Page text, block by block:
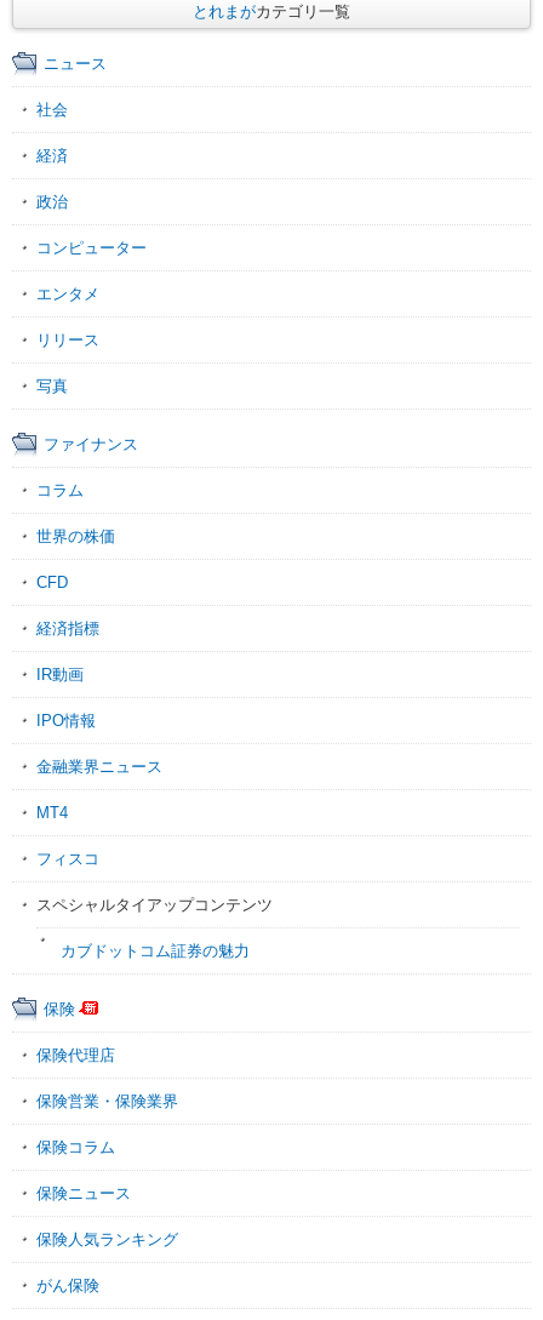
とれまがカテゴリ一覧
ニュース
社会
経済
政治
コンピューター
エンタメ
リリース
写真
ファイナンス
コラム
世界の株価
CFD
経済指標
IR動画
IPO情報
金融業界ニュース
MT4
フィスコ
スペシャルタイアップコンテンツ
カブドットコム証券の魅力
保険
保険代理店
保険営業・保険業界
保険コラム
保険ニュース
保険人気ランキング
がん保険